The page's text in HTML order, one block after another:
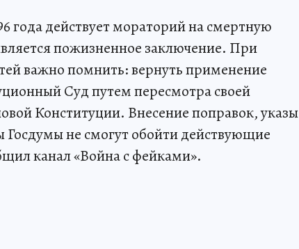
года действует мораторий на смертную
пожизненное заключение. При
важно помнить: вернуть применение
Суд путем пересмотра своей
Конституции. Внесение поправок, указы
не смогут обойти действующие
канал «Война с фейками».